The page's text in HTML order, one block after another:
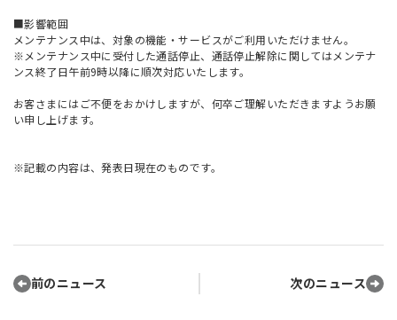
■影響範囲
メンテナンス中は、対象の機能・サービスがご利用いただけません。
※メンテナンス中に受付した通話停止、通話停止解除に関してはメンテナ
ンス終了日午前9時以降に順次対応いたします。
お客さまにはご不便をおかけしますが、何卒ご理解いただきますようお願
い申し上げます。
※記載の内容は、発表日現在のものです。
前のニュース 次のニュース